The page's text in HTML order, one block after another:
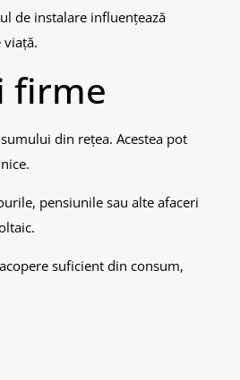
de instalare influențează
firme
din rețea. Acestea pot
pensiunile sau alte afaceri
suficient din consum,